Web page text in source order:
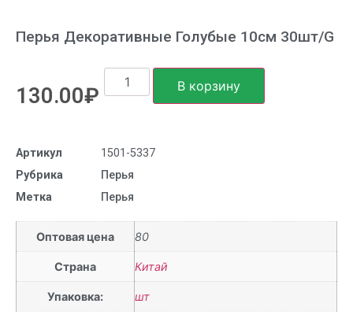
Перья Декоративные Голубые 10см 30шт/G
130.00₽ В корзину
Артикул
1501-5337
Рубрика
Перья
Метка
Перья
Оптовая цена 80
Страна Китай
Упаковка: шт